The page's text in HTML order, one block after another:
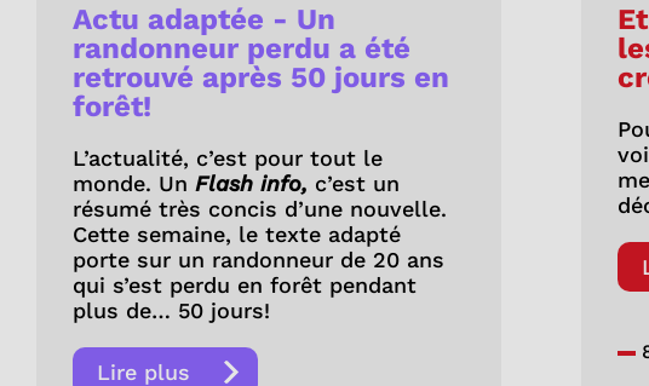
Actu adaptée - Un
randonneur perdu a été
retrouvé après 50 jours en
forêt!
L’actualité, c’est pour tout le
monde. Un Flash info, c’est un
résumé très concis d’une nouvelle.
Cette semaine, le texte adapté
porte sur un randonneur de 20 ans
qui s’est perdu en forêt pendant
plus de… 50 jours!
Lire plus